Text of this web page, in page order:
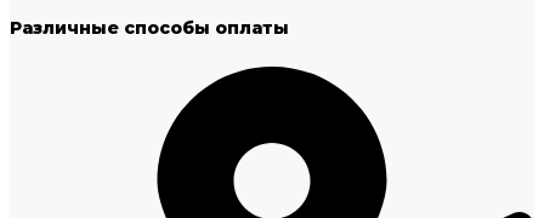
Различные способы оплаты